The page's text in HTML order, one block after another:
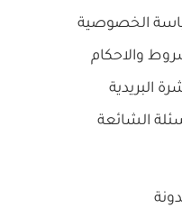
الخصوصية
والاحكام
البريدية
الشائعة